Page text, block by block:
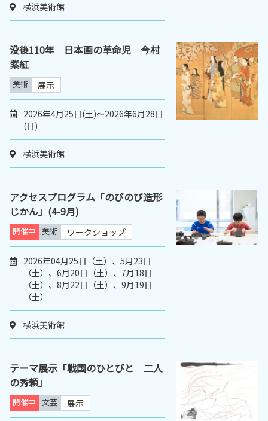
横浜美術館
没後110年 日本画の革命児 今村
紫紅
美術 展示
2026年4月25日(土)～2026年6月28日
(日)
横浜美術館
アクセスプログラム「のびのび造形
じかん」(4-9月)
開催中 美術 ワークショップ
2026年04月25日（土）、5月23日
（土）、6月20日（土）、7月18日
（土）、8月22日（土）、9月19日
（土）
横浜美術館
テーマ展示「戦国のひとびと 二人
の秀頼」
開催中 文芸 展示